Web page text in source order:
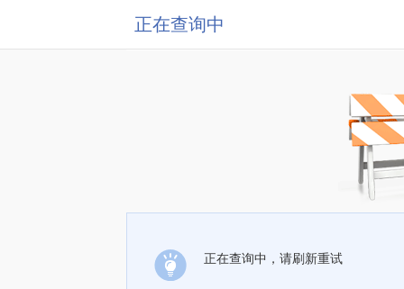
正在查询中
正在查询中，请刷新重试